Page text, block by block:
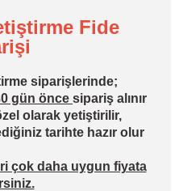
Fide
siparişlerinde;
gün önce sipariş alınır
olarak yetiştirilir,
tarihte hazır olur
çok daha uygun fiyata